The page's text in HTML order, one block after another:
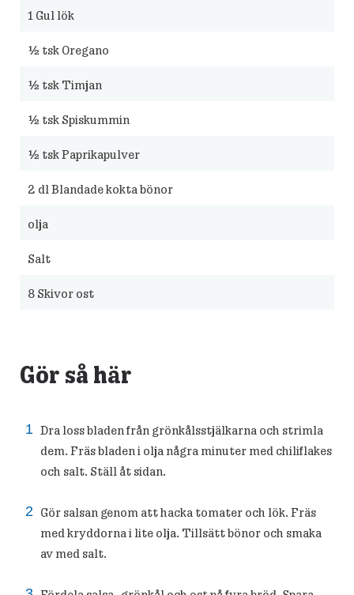
1 Gul lök
½ tsk Oregano
½ tsk Timjan
½ tsk Spiskummin
½ tsk Paprikapulver
2 dl Blandade kokta bönor
olja
Salt
8 Skivor ost
Gör så här
Dra loss bladen från grönkålsstjälkarna och strimla
dem. Fräs bladen i olja några minuter med chiliflakes
och salt. Ställ åt sidan.
Gör salsan genom att hacka tomater och lök. Fräs
med kryddorna i lite olja. Tillsätt bönor och smaka
av med salt.